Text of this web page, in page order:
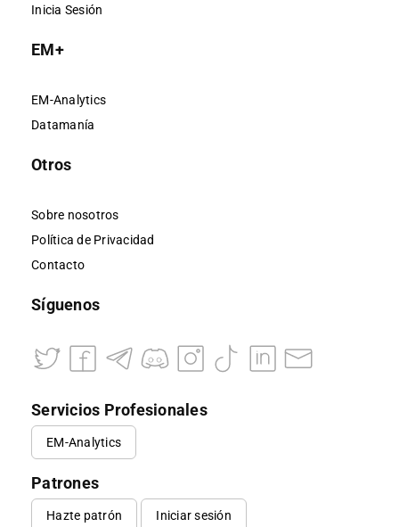
Inicia Sesión
EM+
EM-Analytics
Datamanía
Otros
Sobre nosotros
Política de Privacidad
Contacto
Síguenos
Servicios Profesionales
EM-Analytics
Patrones
Hazte patrón Iniciar sesión